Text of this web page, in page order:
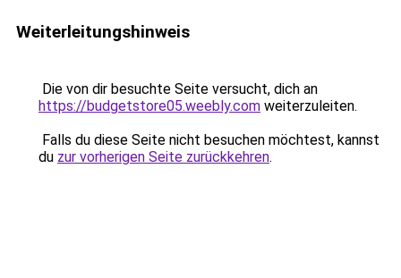
Weiterleitungshinweis
Die von dir besuchte Seite versucht, dich an
https://budgetstore05.weebly.com weiterzuleiten.
Falls du diese Seite nicht besuchen möchtest, kannst
du zur vorherigen Seite zurückkehren.